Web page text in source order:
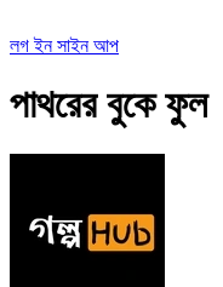
লগ ইনসাইন আপ
পাথরের বুকে ফুল